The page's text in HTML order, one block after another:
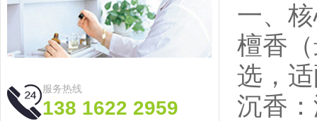
服务热线
138 1622 2959
一、
檀香
选，
沉香